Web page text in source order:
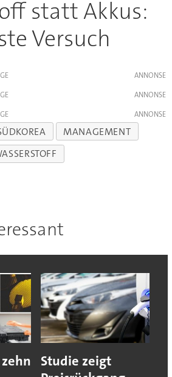
statt Akkus:
Versuch
MANAGEMENT
Studie zeigt